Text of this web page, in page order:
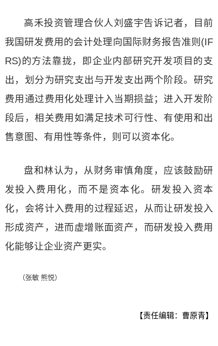
高禾投资管理合伙人刘盛宇告诉记者，目前
我国研发费用的会计处理向国际财务报告准则(IF
RS)的方法靠拢，即企业内部研究开发项目的支
出，划分为研究支出与开发支出两个阶段。研究
费用通过费用化处理计入当期损益；进入开发阶
段后，相关费用如满足技术可行性、有使用和出
售意图、有用性等条件，则可以资本化。
盘和林认为，从财务审慎角度，应该鼓励研
发投入费用化，而不是资本化。研发投入资本
化，会将计入费用的过程延迟，从而让研发投入
形成资产，进而虚增账面资产，而研发投入费用
化能够让企业资产更实。
（张敏 熊悦）
【责任编辑：曹原青】